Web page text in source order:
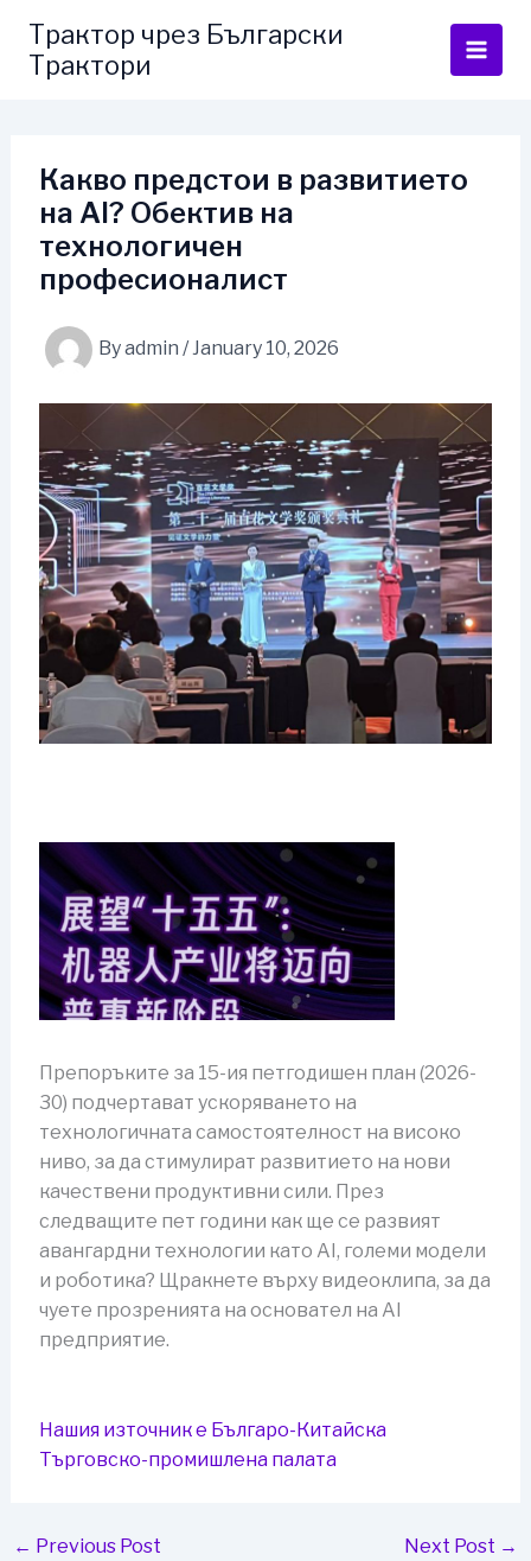
content
Трактор чрез Български
Трактори
Какво предстои в развитието
на AI? Обектив на
технологичен
професионалист
Byadmin /January 10, 2026
Препоръките за 15-ия петгодишен план (2026-
30) подчертават ускоряването на
технологичната самостоятелност на високо
ниво, за да стимулират развитието на нови
качествени продуктивни сили. През
следващите пет години как ще се развият
авангардни технологии като AI, големи модели
и роботика? Щракнете върху видеоклипа, за да
чуете прозренията на основател на AI
предприятие.
Нашия източник е Българо-Китайска
Търговско-промишлена палaта
← Previous Post Next Post →